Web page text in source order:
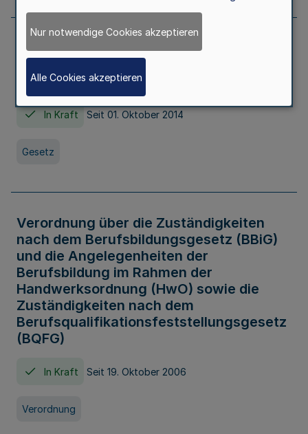
Gesetz über die Hochschulen des Landes
Nordrhein-Westfalen (Hochschulgesetz -
HG)
In Kraft Seit 01. Oktober 2014
Gesetz
Verordnung über die Zuständigkeiten
nach dem Berufsbildungsgesetz (BBiG)
und die Angelegenheiten der
Berufsbildung im Rahmen der
Handwerksordnung (HwO) sowie die
Zuständigkeiten nach dem
Berufsqualifikationsfeststellungsgesetz
(BQFG)
In Kraft Seit 19. Oktober 2006
Verordnung
Nur notwendige Cookies akzeptieren
Alle Cookies akzeptieren